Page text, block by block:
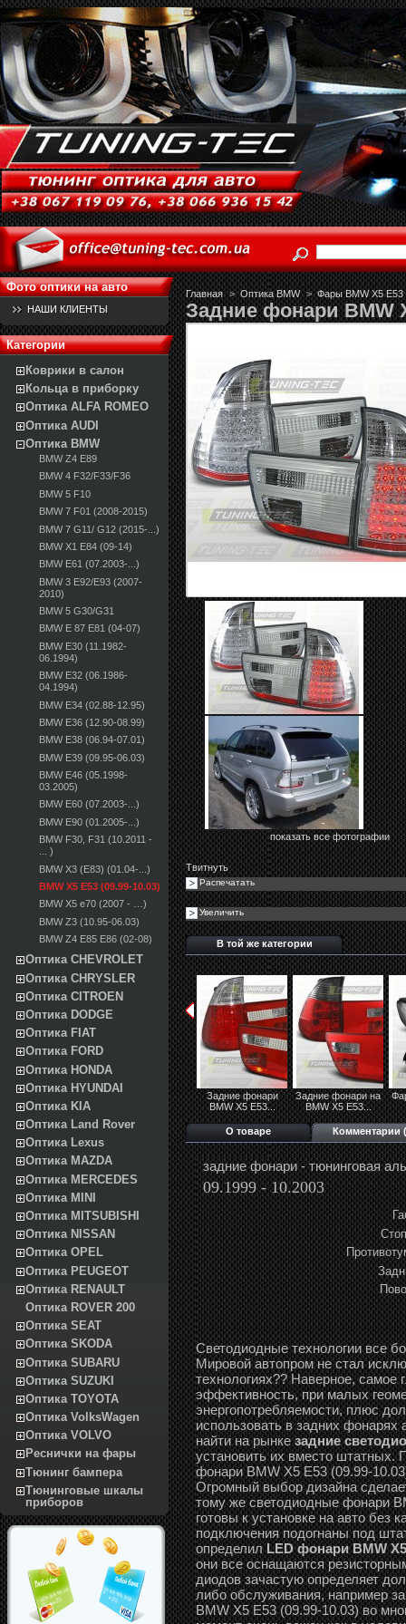
Фото оптики на авто
НАШИ КЛИЕНТЫ
Категории
Коврики в салон
Кольца в приборку
Оптика ALFA ROMEO
Оптика AUDI
Оптика BMW
BMW Z4 E89
BMW 4 F32/F33/F36
BMW 5 F10
BMW 7 F01 (2008-2015)
BMW 7 G11/ G12 (2015-...)
BMW X1 E84 (09-14)
BMW E61 (07.2003-...)
BMW 3 E92/E93 (2007-
2010)
BMW 5 G30/G31
BMW E 87 E81 (04-07)
BMW E30 (11.1982-
06.1994)
BMW E32 (06.1986-
04.1994)
BMW E34 (02.88-12.95)
BMW E36 (12.90-08.99)
BMW E38 (06.94-07.01)
BMW E39 (09.95-06.03)
BMW E46 (05.1998-
03.2005)
BMW E60 (07.2003-...)
BMW E90 (01.2005-...)
BMW F30, F31 (10.2011 -
... )
BMW X3 (E83) (01.04-...)
BMW X5 E53 (09.99-10.03)
BMW X5 e70 (2007 - …)
BMW Z3 (10.95-06.03)
BMW Z4 E85 E86 (02-08)
Оптика CHEVROLET
Оптика CHRYSLER
Оптика CITROEN
Оптика DODGE
Оптика FIAT
Оптика FORD
Оптика HONDA
Оптика HYUNDAI
Оптика KIA
Оптика Land Rover
Оптика Lexus
Оптика MAZDA
Оптика MERCEDES
Оптика MINI
Оптика MITSUBISHI
Оптика NISSAN
Оптика OPEL
Оптика PEUGEOT
Оптика RENAULT
Оптика ROVER 200
Оптика SEAT
Оптика SKODA
Оптика SUBARU
Оптика SUZUKI
Оптика TOYOTA
Оптика VolksWagen
Оптика VOLVO
Реснички на фары
Тюнинг бампера
Тюнинговые шкалы
приборов
Главная > Оптика BMW > Фары BMW X5 E53
Задние фонари BMW
показать все фотографии
Твитнуть
Распечатать
Увеличить
В той же категории
Задние фонари
BMW X5 E53...
Задние фонари на
BMW X5 E53...
О товаре Комментарии
задние фонари - тюнинговая
09.1999 - 10.2003
Светодиодные технологии все
Мировой автопром не стал
технологиях?? Наверное, самое
эффективность, при малых
энергопотребляемости, плюс
использовать в задних фонарях
найти на рынкезадние
установить их вместо штатных.
фонари BMW X5 E53 (09.99-
Огромный выбор дизайна
тому же светодиодные фонари
готовы к установке на авто без
подключения подогнаны под
определилLED фонари BMW
они все оснащаются
диодов зачастую определяет
либо обслуживания, например
BMW X5 E53 (09.99-10.03) во